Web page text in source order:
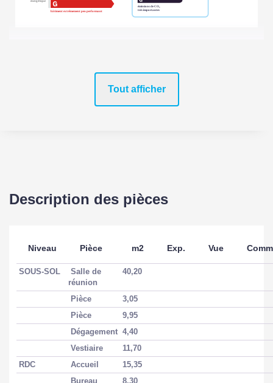
Tout afficher
Description des pièces
Niveau Pièce m2 Exp. Vue
SOUS-SOL
Salle de
réunion
40,20
Pièce
3,05
Pièce
9,95
Dégagement 4,40
Vestiaire
11,70
RDC
Accueil
15,35
Bureau
8,30